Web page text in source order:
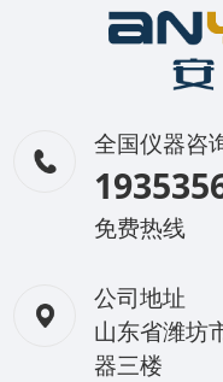
全国仪器咨
免费热线
公司地址
山东省潍坊
器三楼